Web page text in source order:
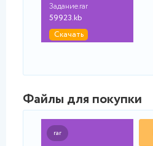
Задание.rar
59923.kb
Скачать
Файлы для покупки
rar